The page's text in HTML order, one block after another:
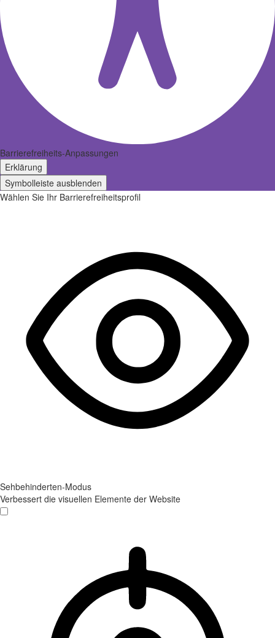
Barrierefreiheits-Anpassungen
Erklärung
Symbolleiste ausblenden
Wählen Sie Ihr Barrierefreiheitsprofil
Sehbehinderten-Modus
Verbessert die visuellen Elemente der Website